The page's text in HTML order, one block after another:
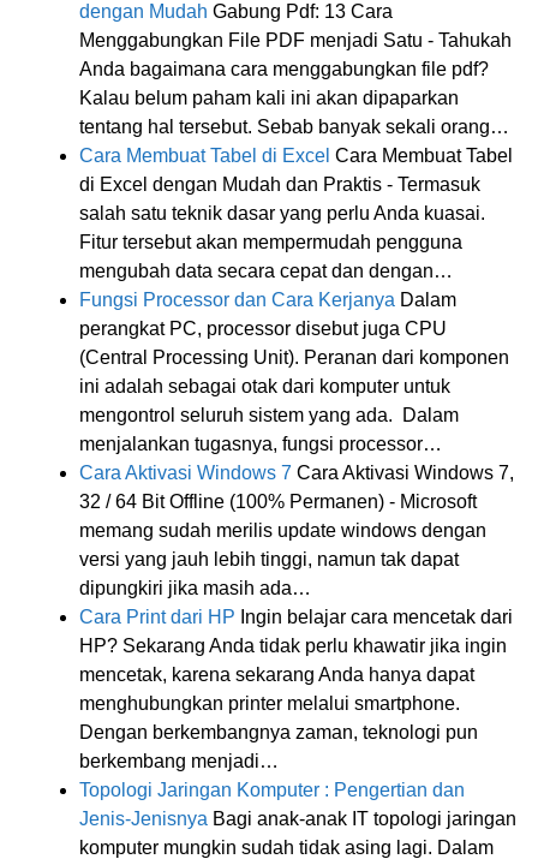
dengan Mudah Gabung Pdf: 13 Cara
Menggabungkan File PDF menjadi Satu - Tahukah
Anda bagaimana cara menggabungkan file pdf?
Kalau belum paham kali ini akan dipaparkan
tentang hal tersebut. Sebab banyak sekali orang…
Cara Membuat Tabel di Excel Cara Membuat Tabel
di Excel dengan Mudah dan Praktis - Termasuk
salah satu teknik dasar yang perlu Anda kuasai.
Fitur tersebut akan mempermudah pengguna
mengubah data secara cepat dan dengan…
Fungsi Processor dan Cara Kerjanya Dalam
perangkat PC, processor disebut juga CPU
(Central Processing Unit). Peranan dari komponen
ini adalah sebagai otak dari komputer untuk
mengontrol seluruh sistem yang ada. Dalam
menjalankan tugasnya, fungsi processor…
Cara Aktivasi Windows 7 Cara Aktivasi Windows 7,
32 / 64 Bit Offline (100% Permanen) - Microsoft
memang sudah merilis update windows dengan
versi yang jauh lebih tinggi, namun tak dapat
dipungkiri jika masih ada…
Cara Print dari HP Ingin belajar cara mencetak dari
HP? Sekarang Anda tidak perlu khawatir jika ingin
mencetak, karena sekarang Anda hanya dapat
menghubungkan printer melalui smartphone.
Dengan berkembangnya zaman, teknologi pun
berkembang menjadi…
Topologi Jaringan Komputer : Pengertian dan
Jenis-Jenisnya Bagi anak-anak IT topologi jaringan
komputer mungkin sudah tidak asing lagi. Dalam